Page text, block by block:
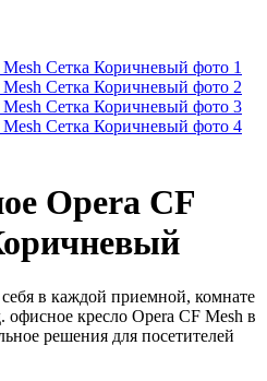
Opera CF
в каждой приемной, комнате
офисное кресло Opera CF Mesh в
решения для посетителей